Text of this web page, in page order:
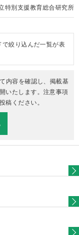
特別支援教育総合研究所
絞り込んだ一覧が表
内容を確認し、掲載基
いたします。注意事項
稿ください。